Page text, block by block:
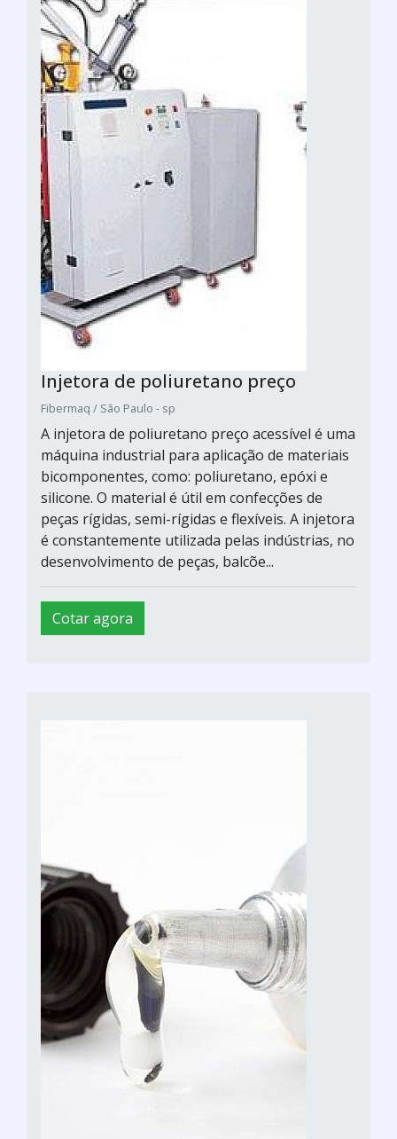
Injetora de poliuretano preço
Fibermaq / São Paulo - sp
A injetora de poliuretano preço acessível é uma
máquina industrial para aplicação de materiais
bicomponentes, como: poliuretano, epóxi e
silicone. O material é útil em confecções de
peças rígidas, semi-rígidas e flexíveis. A injetora
é constantemente utilizada pelas indústrias, no
desenvolvimento de peças, balcõe...
Cotar agora